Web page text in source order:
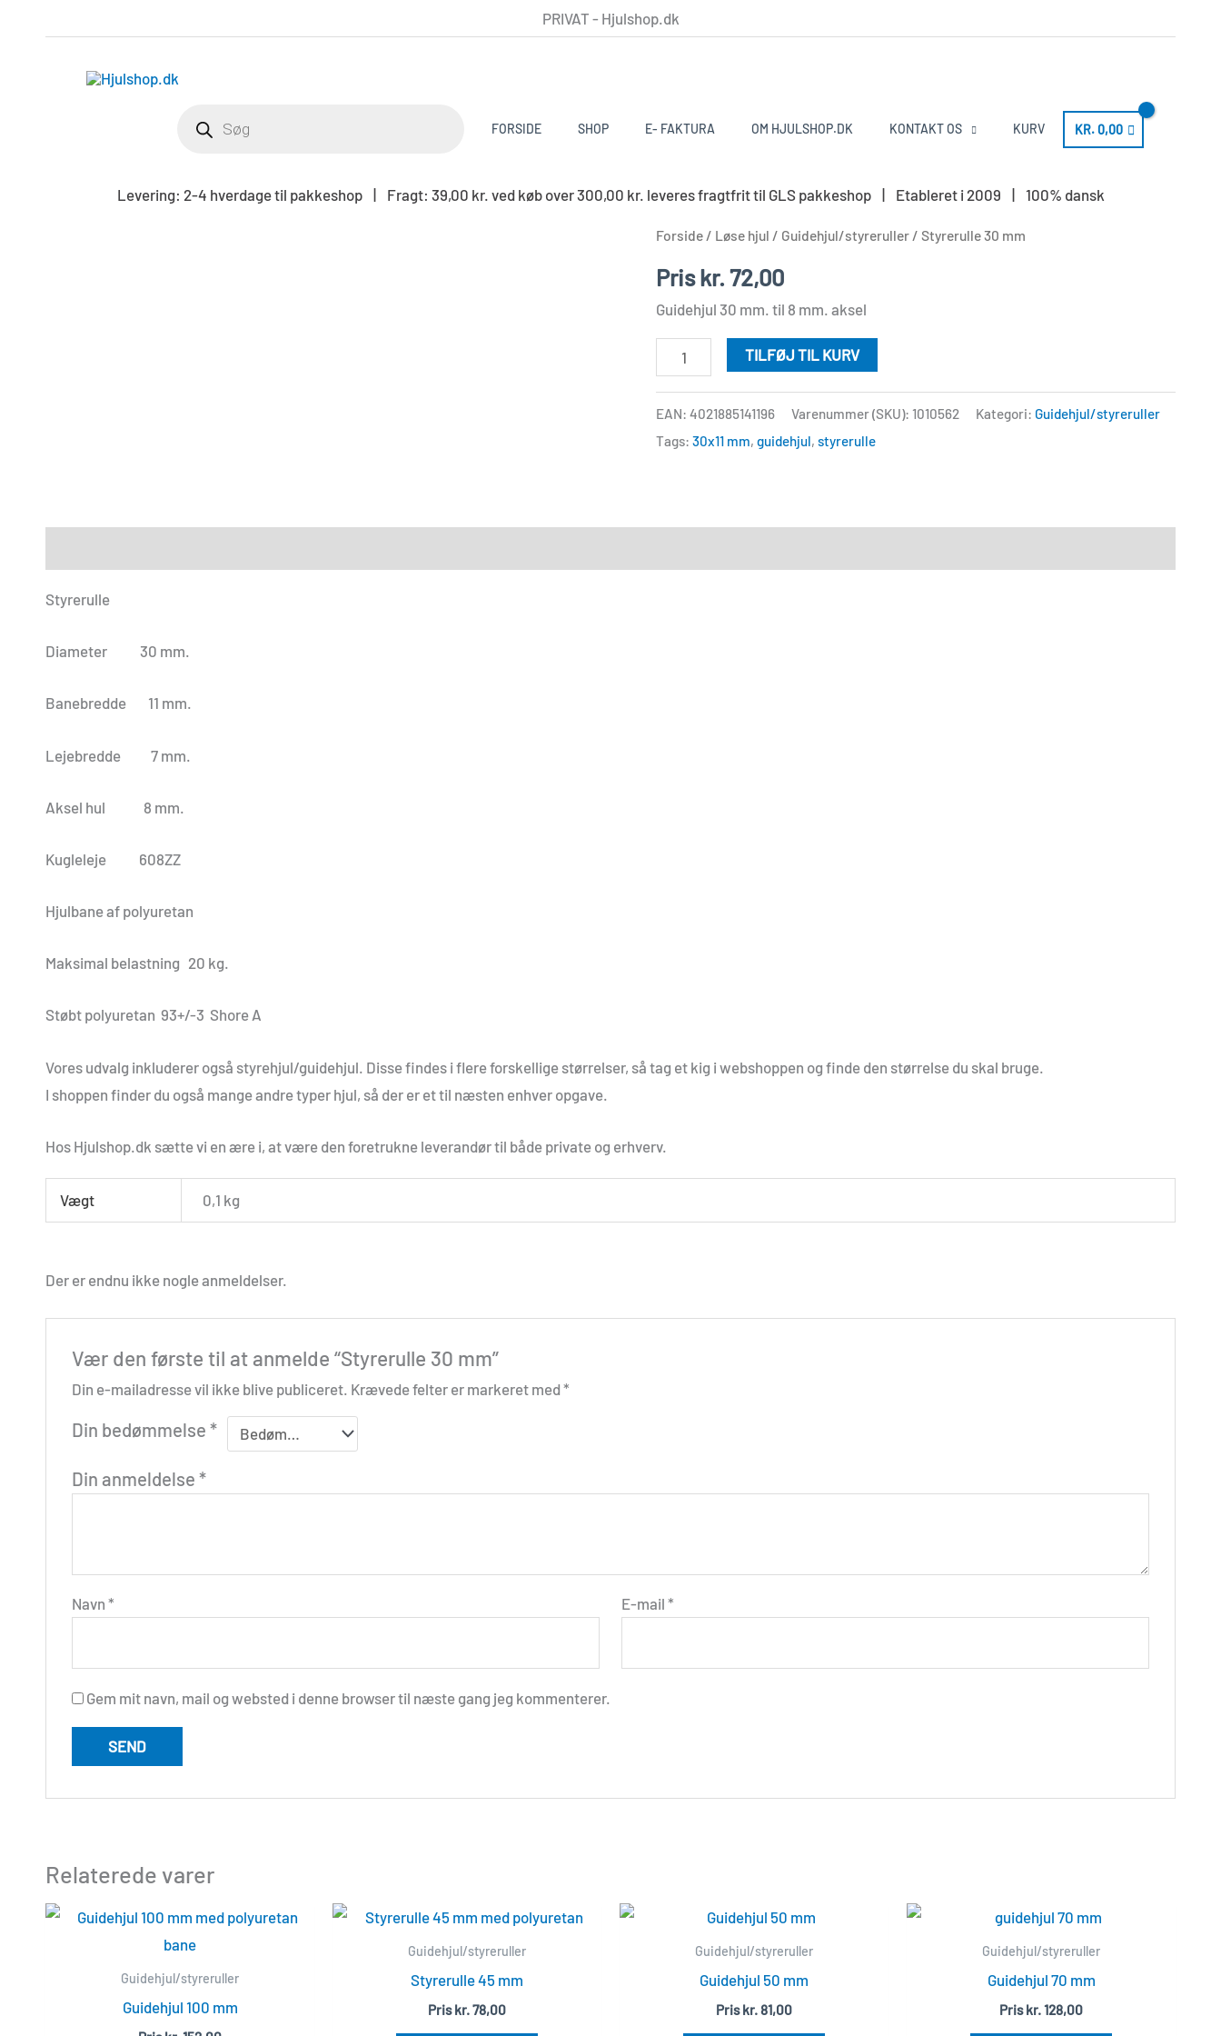
til
indholdet
PRIVAT - Hjulshop.dk
FORSIDE
SHOP E- FAKTURA OM HJULSHOP.DK KONTAKT OS KURV KR.0,00
Levering: 2-4 hverdage til pakkeshop | Fragt: 39,00 kr. ved køb over 300,00 kr. leveres fragtfrit til GLS pakkeshop | Etableret i 2009 | 100% dansk
Forside/ Løse hjul / Guidehjul/styreruller/ Styrerulle 30 mm
Priskr.72,00
Guidehjul 30 mm. til 8 mm. aksel
Styrerulle
mm
antal
TILFØJ TIL KURV
EAN: 4021885141196 Varenummer (SKU): 1010562 Kategori: Guidehjul/styreruller
Tags: 30x11 mm, guidehjul, styrerulle
Styrerulle
Diameter 30 mm.
Banebredde 11 mm.
Lejebredde 7 mm.
Aksel hul 8 mm.
Kugleleje 608ZZ
Hjulbane af polyuretan
Maksimal belastning 20 kg.
Støbt polyuretan 93+/-3 Shore A
Vores udvalg inkluderer også styrehjul/guidehjul. Disse findes i flere forskellige størrelser, så tag et kig i webshoppen og finde den størrelse du skal bruge.
I shoppen finder du også mange andre typer hjul, så der er et til næsten enhver opgave.
Hos Hjulshop.dk sætte vi en ære i, at være den foretrukne leverandør til både private og erhverv.
Vægt 0,1 kg
Der er endnu ikke nogle anmeldelser.
Vær den første til at anmelde “Styrerulle 30 mm”
Din e-mailadresse vil ikke blive publiceret. Krævede felter er markeret med*
Din bedømmelse*
Din anmeldelse*
Navn* E-mail *
Gem mit navn, mail og websted i denne browser til næste gang jeg kommenterer.
Relaterede varer
Guidehjul/styreruller
Guidehjul 100 mm
Guidehjul/styreruller
Styrerulle 45 mm
Priskr.78,00
Guidehjul/styreruller
Guidehjul 50 mm
Priskr.81,00
Guidehjul/styreruller
Guidehjul 70 mm
Priskr.128,00